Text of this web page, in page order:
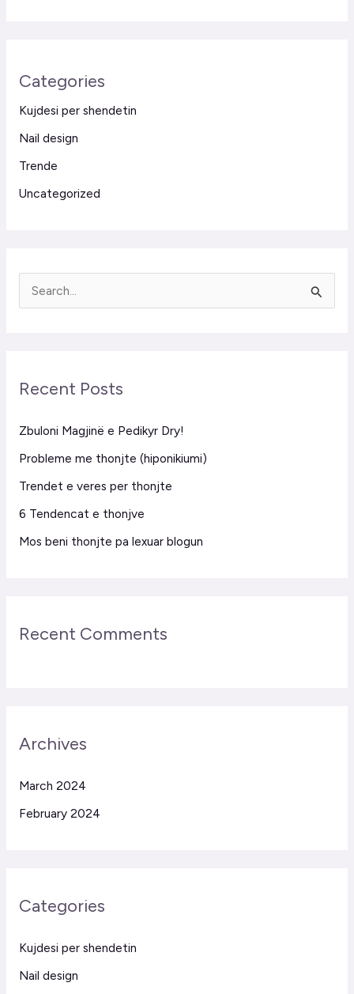
Categories
Kujdesi per shendetin
Nail design
Trende
Uncategorized
c
o
:
Recent Posts
Zbuloni Magjinë e Pedikyr Dry!
Probleme me thonjte (hiponikiumi)
Trendet e veres per thonjte
6 Tendencat e thonjve
Mos beni thonjte pa lexuar blogun
Recent Comments
Archives
March 2024
February 2024
Categories
Kujdesi per shendetin
Nail design